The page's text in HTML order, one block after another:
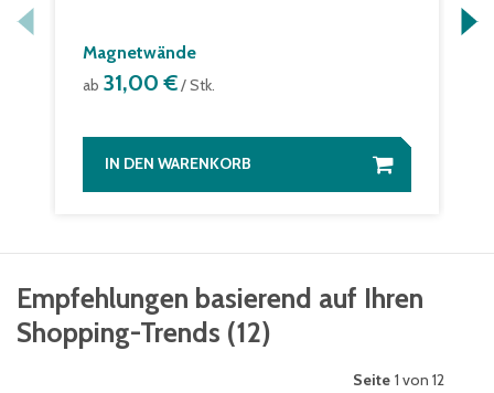
Magnetwände
ab 31,00 €/ Stk.
IN DEN WARENKORB
Empfehlungen basierend auf Ihren
Shopping-Trends (12)
Seite 1 von 12